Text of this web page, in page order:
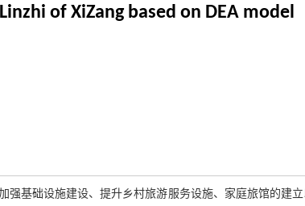
of XiZang based on DEA model
基础设施建设、提升乡村旅游服务设施、家庭旅馆的建